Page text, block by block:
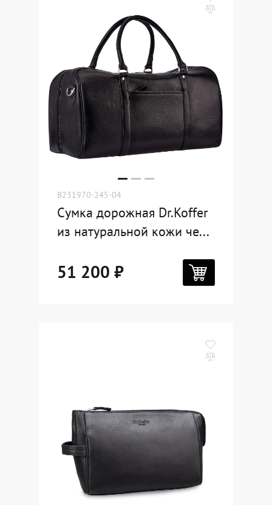
B231970-245-04
Сумка дорожная Dr.Koffer
из натуральной кожи че...
51 200 ₽